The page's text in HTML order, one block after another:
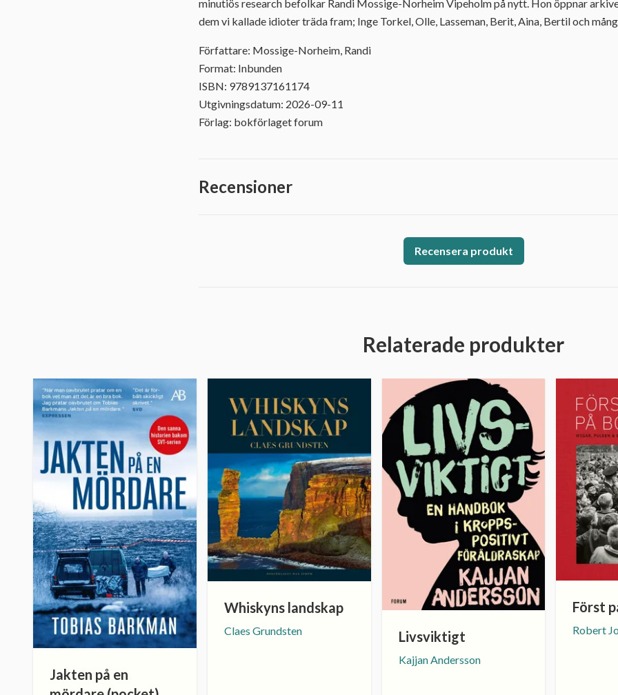
minutiös research befolkar Randi Mossige-Norheim Vipeholm på nytt. Hon öppnar
dem vi kallade idioter träda fram; Inge Torkel, Olle, Lasseman, Berit, Aina, Bertil och
Författare: Mossige-Norheim, Randi
Format: Inbunden
ISBN: 9789137161174
Utgivningsdatum: 2026-09-11
Förlag: bokförlaget forum
Recensioner
Recensera produkt
Relaterade produkter
Jakten på en
Whiskyns landskap
Claes Grundsten Livsviktigt
Kajjan Andersson
Först
Robert